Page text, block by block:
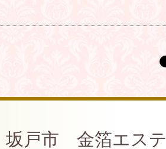
坂戸市 金箔エス